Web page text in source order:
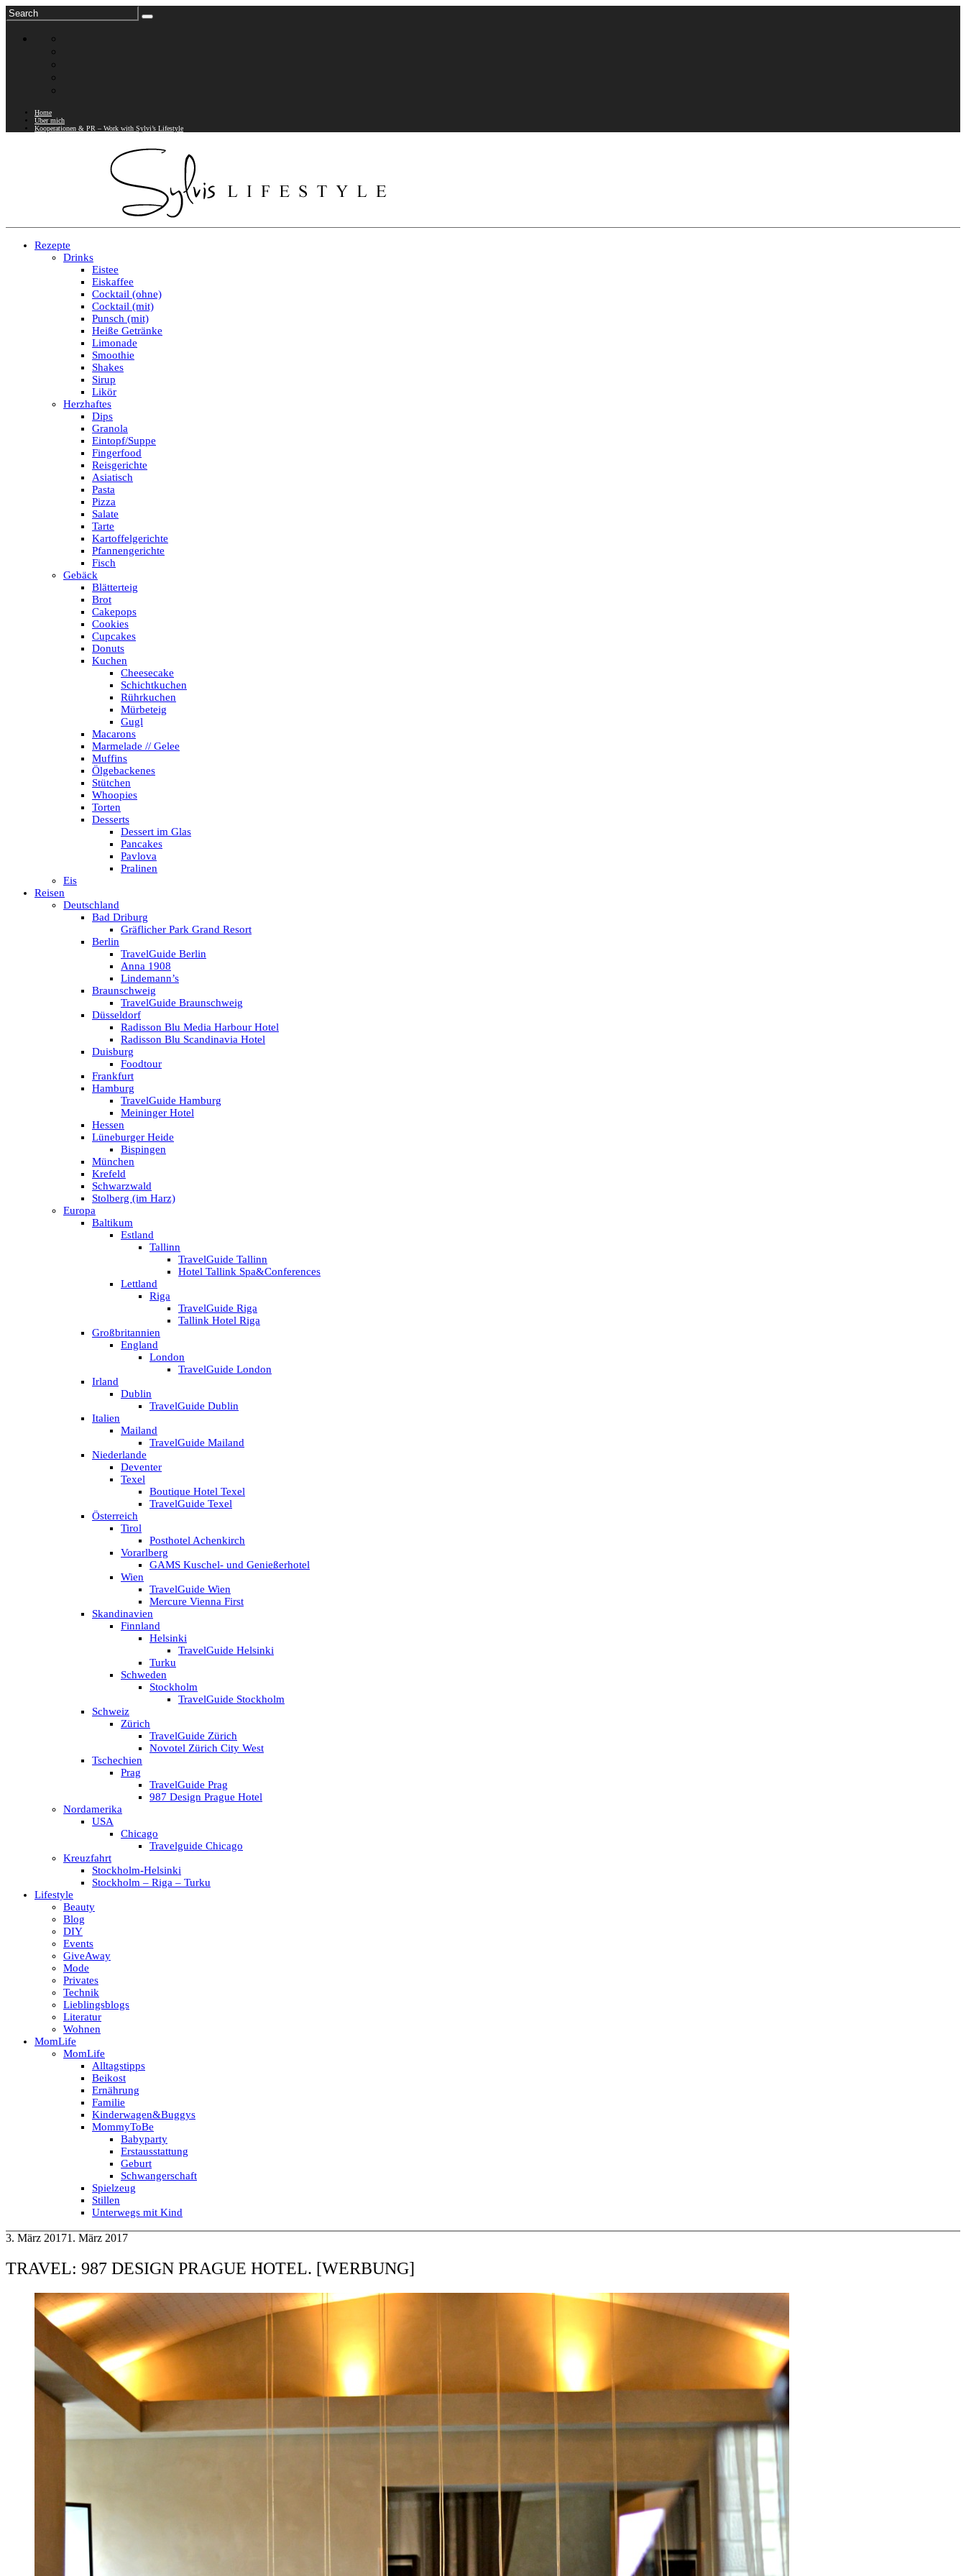
Home
Über mich
Kooperationen & PR – Work with Sylvi’s Lifestyle
Rezepte
Drinks
Eistee
Eiskaffee
Cocktail (ohne)
Cocktail (mit)
Punsch (mit)
Heiße Getränke
Limonade
Smoothie
Shakes
Sirup
Likör
Herzhaftes
Dips
Granola
Eintopf/Suppe
Fingerfood
Reisgerichte
Asiatisch
Pasta
Pizza
Salate
Tarte
Kartoffelgerichte
Pfannengerichte
Fisch
Gebäck
Blätterteig
Brot
Cakepops
Cookies
Cupcakes
Donuts
Kuchen
Cheesecake
Schichtkuchen
Rührkuchen
Mürbeteig
Gugl
Macarons
Marmelade // Gelee
Muffins
Ölgebackenes
Stütchen
Whoopies
Torten
Desserts
Dessert im Glas
Pancakes
Pavlova
Pralinen
Eis
Reisen
Deutschland
Bad Driburg
Gräflicher Park Grand Resort
Berlin
TravelGuide Berlin
Anna 1908
Lindemann’s
Braunschweig
TravelGuide Braunschweig
Düsseldorf
Radisson Blu Media Harbour Hotel
Radisson Blu Scandinavia Hotel
Duisburg
Foodtour
Frankfurt
Hamburg
TravelGuide Hamburg
Meininger Hotel
Hessen
Lüneburger Heide
Bispingen
München
Krefeld
Schwarzwald
Stolberg (im Harz)
Europa
Baltikum
Estland
Tallinn
TravelGuide Tallinn
Hotel Tallink Spa&Conferences
Lettland
Riga
TravelGuide Riga
Tallink Hotel Riga
Großbritannien
England
London
TravelGuide London
Irland
Dublin
TravelGuide Dublin
Italien
Mailand
TravelGuide Mailand
Niederlande
Deventer
Texel
Boutique Hotel Texel
TravelGuide Texel
Österreich
Tirol
Posthotel Achenkirch
Vorarlberg
GAMS Kuschel- und Genießerhotel
Wien
TravelGuide Wien
Mercure Vienna First
Skandinavien
Finnland
Helsinki
TravelGuide Helsinki
Turku
Schweden
Stockholm
TravelGuide Stockholm
Schweiz
Zürich
TravelGuide Zürich
Novotel Zürich City West
Tschechien
Prag
TravelGuide Prag
987 Design Prague Hotel
Nordamerika
USA
Chicago
Travelguide Chicago
Kreuzfahrt
Stockholm-Helsinki
Stockholm – Riga – Turku
Lifestyle
Beauty
Blog
DIY
Events
GiveAway
Mode
Privates
Technik
Lieblingsblogs
Literatur
Wohnen
MomLife
MomLife
Alltagstipps
Beikost
Ernährung
Familie
Kinderwagen&Buggys
MommyToBe
Babyparty
Erstausstattung
Geburt
Schwangerschaft
Spielzeug
Stillen
Unterwegs mit Kind
3. März 20171. März 2017
TRAVEL: 987 DESIGN PRAGUE HOTEL. [WERBUNG]